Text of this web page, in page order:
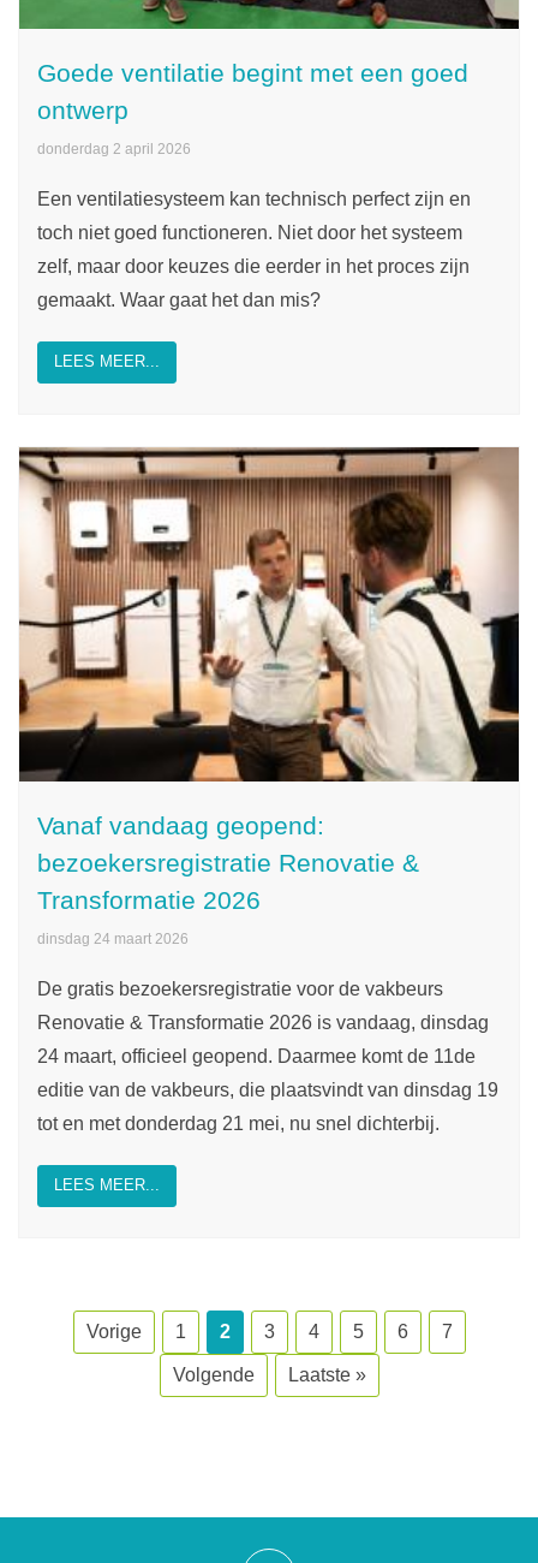
Goede ventilatie begint met een goed
ontwerp
donderdag 2 april 2026
Een ventilatiesysteem kan technisch perfect zijn en
toch niet goed functioneren. Niet door het systeem
zelf, maar door keuzes die eerder in het proces zijn
gemaakt. Waar gaat het dan mis?
LEES MEER...
Vanaf vandaag geopend:
bezoekersregistratie Renovatie &
Transformatie 2026
dinsdag 24 maart 2026
De gratis bezoekersregistratie voor de vakbeurs
Renovatie & Transformatie 2026 is vandaag, dinsdag
24 maart, officieel geopend. Daarmee komt de 11de
editie van de vakbeurs, die plaatsvindt van dinsdag 19
tot en met donderdag 21 mei, nu snel dichterbij.
LEES MEER...
Vorige 1 2 3 4 5 6 7
Volgende Laatste »